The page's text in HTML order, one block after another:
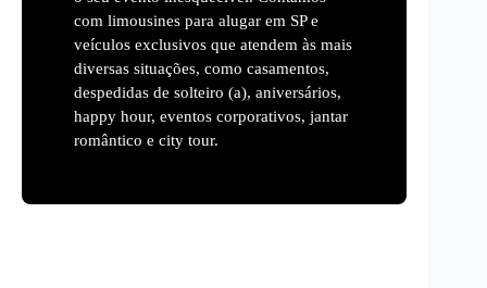
com limousines para alugar em SP e
veículos exclusivos que atendem às mais
diversas situações, como casamentos,
despedidas de solteiro (a), aniversários,
happy hour, eventos corporativos, jantar
romântico e city tour.